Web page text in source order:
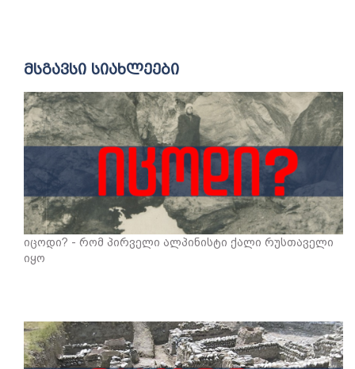
მსგავსი სიახლეები
იცოდი? - რომ პირველი ალპინისტი ქალი რუსთაველი
იყო